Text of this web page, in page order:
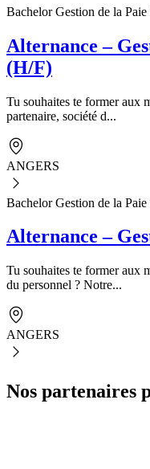
Bachelor Gestion de la
Alternance –
(H/F)
Tu souhaites te former aux
partenaire, société d...
ANGERS
Bachelor Gestion de la
Alternance –
Tu souhaites te former aux
du personnel ? Notre...
ANGERS
Nos partenaires